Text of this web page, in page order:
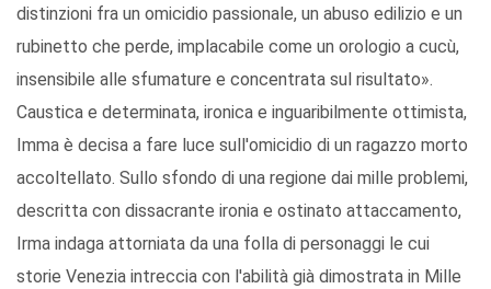
distinzioni fra un omicidio passionale, un abuso edilizio e un
rubinetto che perde, implacabile come un orologio a cucù,
insensibile alle sfumature e concentrata sul risultato».
Caustica e determinata, ironica e inguaribilmente ottimista,
Imma è decisa a fare luce sull'omicidio di un ragazzo morto
accoltellato. Sullo sfondo di una regione dai mille problemi,
descritta con dissacrante ironia e ostinato attaccamento,
Irma indaga attorniata da una folla di personaggi le cui
storie Venezia intreccia con l'abilità già dimostrata in Mille